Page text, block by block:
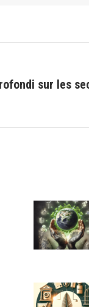
sur les